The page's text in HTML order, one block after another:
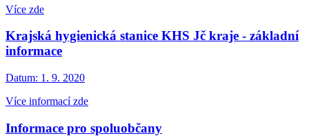
Více zde
Krajská hygienická stanice KHS Jč kraje - základní
informace
Datum: 1. 9. 2020
Více informací zde
Informace pro spoluobčany